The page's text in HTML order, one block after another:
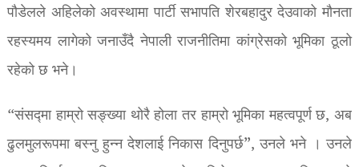
पौडेलले अहिलेको अवस्थामा पार्टी सभापति शेरबहादुर देउवाको मौनता
रहस्यमय लागेको जनाउँदै नेपाली राजनीतिमा कांग्रेसको भूमिका ठूलो
रहेको छ भने।
“संसद्मा हाम्रो सङ्ख्या थोरै होला तर हाम्रो भूमिका महत्वपूर्ण छ, अब
ढुलमुलरूपमा बस्नु हुन्न देशलाई निकास दिनुपर्छ”, उनले भने । उनले